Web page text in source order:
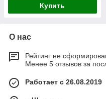
Купить
О нас
Рейтинг не
Менее 5 отзывов за
Работает с 26.08.2019